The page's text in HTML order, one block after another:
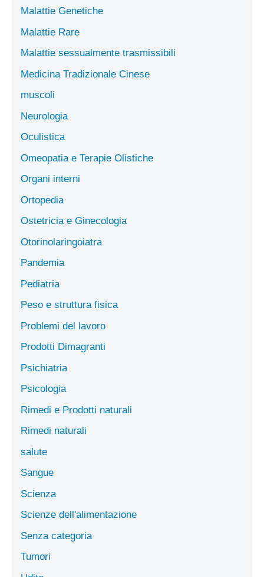
Malattie Genetiche
Malattie Rare
Malattie sessualmente trasmissibili
Medicina Tradizionale Cinese
muscoli
Neurologia
Oculistica
Omeopatia e Terapie Olistiche
Organi interni
Ortopedia
Ostetricia e Ginecologia
Otorinolaringoiatra
Pandemia
Pediatria
Peso e struttura fisica
Problemi del lavoro
Prodotti Dimagranti
Psichiatria
Psicologia
Rimedi e Prodotti naturali
Rimedi naturali
salute
Sangue
Scienza
Scienze dell'alimentazione
Senza categoria
Tumori